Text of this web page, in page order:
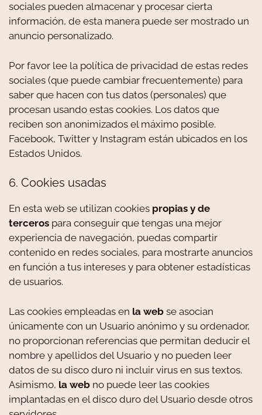
sociales pueden almacenar y procesar cierta
información, de esta manera puede ser mostrado un
anuncio personalizado.
Por favor lee la política de privacidad de estas redes
sociales (que puede cambiar frecuentemente) para
saber que hacen con tus datos (personales) que
procesan usando estas cookies. Los datos que
reciben son anonimizados el máximo posible.
Facebook, Twitter y Instagram están ubicados en los
Estados Unidos.
6. Cookies usadas
En esta web se utilizan cookies propias y de
terceros para conseguir que tengas una mejor
experiencia de navegación, puedas compartir
contenido en redes sociales, para mostrarte anuncios
en función a tus intereses y para obtener estadísticas
de usuarios.
Las cookies empleadas en la web se asocian
únicamente con un Usuario anónimo y su ordenador,
no proporcionan referencias que permitan deducir el
nombre y apellidos del Usuario y no pueden leer
datos de su disco duro ni incluir virus en sus textos.
Asimismo, la web no puede leer las cookies
implantadas en el disco duro del Usuario desde otros